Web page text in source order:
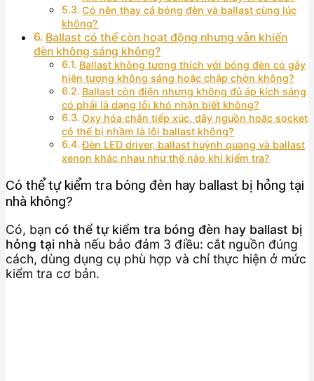
Có nên thay cả bóng đèn và ballast cùng lúc
không?
Ballast có thể còn hoạt động nhưng vẫn khiến
đèn không sáng không?
Ballast không tương thích với bóng đèn có gây
hiện tượng không sáng hoặc chập chờn không?
Ballast còn điện nhưng không đủ áp kích sáng
có phải là dạng lỗi khó nhận biết không?
Oxy hóa chân tiếp xúc, dây nguồn hoặc socket
có thể bị nhầm là lỗi ballast không?
Đèn LED driver, ballast huỳnh quang và ballast
xenon khác nhau như thế nào khi kiểm tra?
Có thể tự kiểm tra bóng đèn hay ballast bị hỏng tại
nhà không?
Có, bạn có thể tự kiểm tra bóng đèn hay ballast bị
hỏng tại nhà nếu bảo đảm 3 điều: cắt nguồn đúng
cách, dùng dụng cụ phù hợp và chỉ thực hiện ở mức
kiểm tra cơ bản.